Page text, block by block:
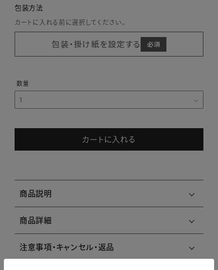
包装方法
カートに入れる前に選択してください。
包装・掛け紙を設定する
カートに入れる
商品説明
商品詳細
注意事項・キャンセル・返品